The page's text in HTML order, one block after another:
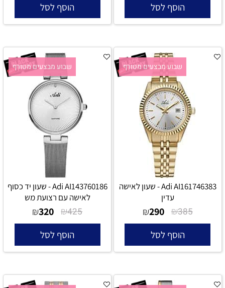
הוסף לסל הוסף לסל
שבוע מבצעים מטורף
Adi AI161746383 - שעון לאישה
עדין
₪385
₪290
הוסף לסל
שבוע מבצעים מטורף
Adi AI143760186 - שעון יד כסוף
לאישה עם רצועת מש
₪425
₪320
הוסף לסל